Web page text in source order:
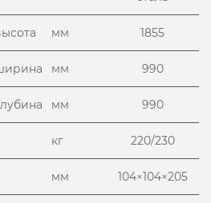
мм 1855
мм 990
мм 990
кг 220/230
мм 104×104×205